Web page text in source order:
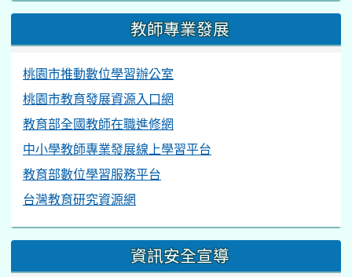
教師專業發展
桃園市推動數位學習辦公室
桃園市教育發展資源入口網
教育部全國教師在職進修網
中小學教師專業發展線上學習平台
教育部數位學習服務平台
台灣教育研究資源網
資訊安全宣導